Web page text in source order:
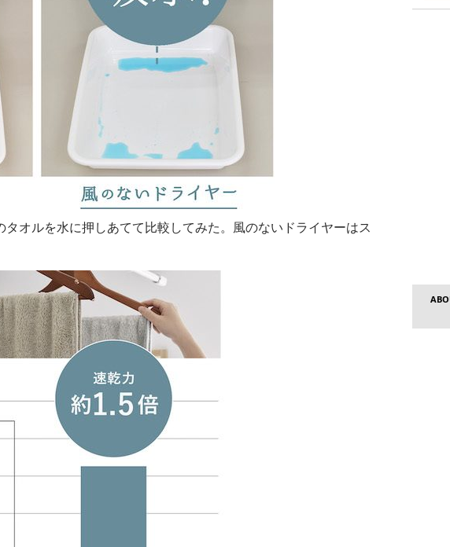
オルを水に押しあてて比較してみた。風のないドライヤーはス